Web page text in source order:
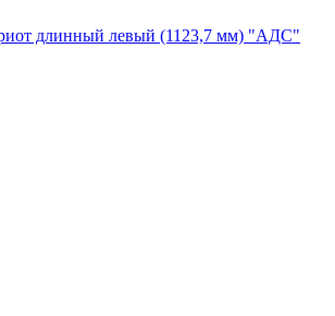
длинный левый (1123,7 мм) "АДС"